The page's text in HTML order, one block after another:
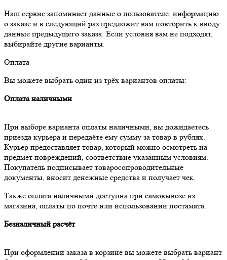
Наш сервис запоминает данные о пользователе, информацию
о заказе и в следующий раз предложит вам повторить к вводу
данные предыдущего заказа. Если условия вам не подходят,
выбирайте другие варианты.
Оплата
Вы можете выбрать один из трёх вариантов оплаты:
Оплата наличными
При выборе варианта оплаты наличными, вы дожидаетесь
приезда курьера и передаёте ему сумму за товар в рублях.
Курьер предоставляет товар, который можно осмотреть на
предмет повреждений, соответствие указанным условиям.
Покупатель подписывает товаросопроводительные
документы, вносит денежные средства и получает чек.
Также оплата наличными доступна при самовывозе из
магазина, оплаты по почте или использовании постамата.
Безналичный расчёт
При оформлении заказа в корзине вы можете выбрать вариант